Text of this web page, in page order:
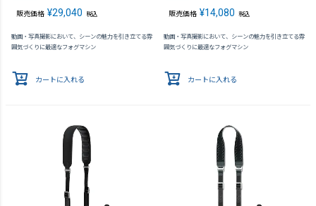
販売価格 ¥29,040 税込
動画・写真撮影において、シーンの魅力を引き立てる雰
囲気づくりに最適なフォグマシン
カートに入れる
販売価格 ¥14,080 税込
動画・写真撮影において、シーンの魅力を引き立てる雰
囲気づくりに最適なフォグマシン
カートに入れる